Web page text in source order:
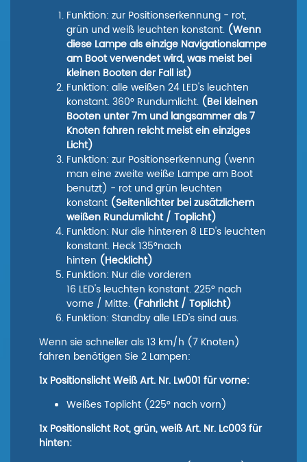
Funktion: zur Positionserkennung - rot,
grün und weiß leuchten konstant. (Wenn
diese Lampe als einzige Navigationslampe
am Boot verwendet wird, was meist bei
kleinen Booten der Fall ist)
Funktion: alle weißen 24 LED's leuchten
konstant. 360° Rundumlicht. (Bei kleinen
Booten unter 7m und langsammer als 7
Knoten fahren reicht meist ein einziges
Licht)
Funktion: zur Positionserkennung (wenn
man eine zweite weiße Lampe am Boot
benutzt) - rot und grün leuchten
konstant (Seitenlichter bei zusätzlichem
weißen Rundumlicht / Toplicht)
Funktion: Nur die hinteren 8 LED's leuchten
konstant. Heck 135°nach
hinten (Hecklicht)
Funktion: Nur die vorderen
16 LED's leuchten konstant. 225° nach
vorne / Mitte. (Fahrlicht / Toplicht)
Funktion: Standby alle LED's sind aus.
Wenn sie schneller als 13 km/h (7 Knoten)
fahren benötigen Sie 2 Lampen:
1x Positionslicht Weiß Art. Nr. Lw001 für vorne:
Weißes Toplicht (225° nach vorn)
1x Positionslicht Rot, grün, weiß Art. Nr. Lc003 für
hinten: